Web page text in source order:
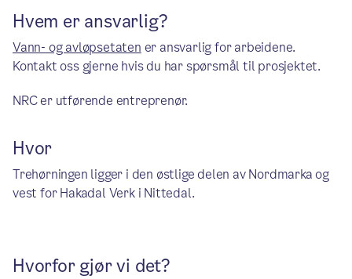
Hvem er ansvarlig?
Vann- og avløpsetaten er ansvarlig for arbeidene.
Kontakt oss gjerne hvis du har spørsmål til prosjektet.
NRC er utførende entreprenør.
Hvor
Trehørningen ligger i den østlige delen av Nordmarka og
vest for Hakadal Verk i Nittedal.
Hvorfor gjør vi det?